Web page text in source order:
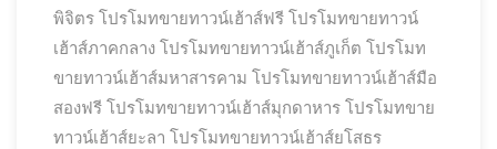
พิจิตร โปรโมทขายทาวน์เฮ้าส์ฟรี โปรโมทขายทาวน์
เฮ้าส์ภาคกลาง โปรโมทขายทาวน์เฮ้าส์ภูเก็ต โปรโมท
ขายทาวน์เฮ้าส์มหาสารคาม โปรโมทขายทาวน์เฮ้าส์มือ
สองฟรี โปรโมทขายทาวน์เฮ้าส์มุกดาหาร โปรโมทขาย
ทาวน์เฮ้าส์ยะลา โปรโมทขายทาวน์เฮ้าส์ยโสธร